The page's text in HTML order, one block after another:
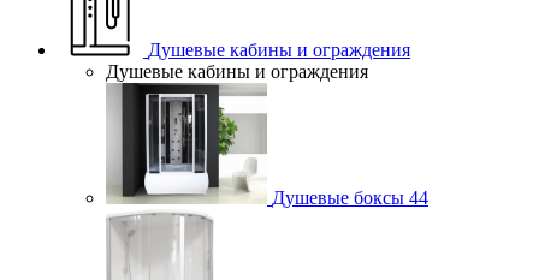
Душевые кабины и ограждения
Душевые кабины и ограждения
Душевые боксы 44